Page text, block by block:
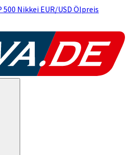
500 Nikkei EUR/USD Ölpreis